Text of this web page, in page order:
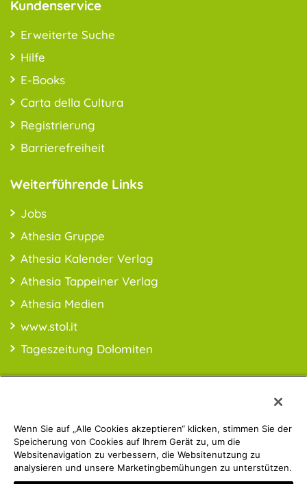
Kundenservice
Erweiterte Suche
Hilfe
E-Books
Carta della Cultura
Registrierung
Barrierefreiheit
Weiterführende Links
Jobs
Athesia Gruppe
Athesia Kalender Verlag
Athesia Tappeiner Verlag
Athesia Medien
www.stol.it
Tageszeitung Dolomiten
PREISINFO:* Alle Preise inkl. MwSt., ggfl. zzgl. Versandkosten
Wenn Sie auf „Alle Cookies akzeptieren“ klicken, stimmen Sie der
Speicherung von Cookies auf Ihrem Gerät zu, um die
Websitenavigation zu verbessern, die Websitenutzung zu
analysieren und unsere Marketingbemühungen zu unterstützen.